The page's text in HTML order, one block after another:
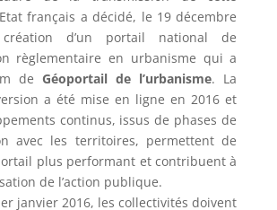
français a décidé, le 19 décembre
d’un portail national de
règlementaire en urbanisme qui a
de Géoportail de l’urbanisme. La
a été mise en ligne en 2016 et
continus, issus de phases de
avec les territoires, permettent de
plus performant et contribuent à
de l’action publique.
janvier 2016, les collectivités doivent